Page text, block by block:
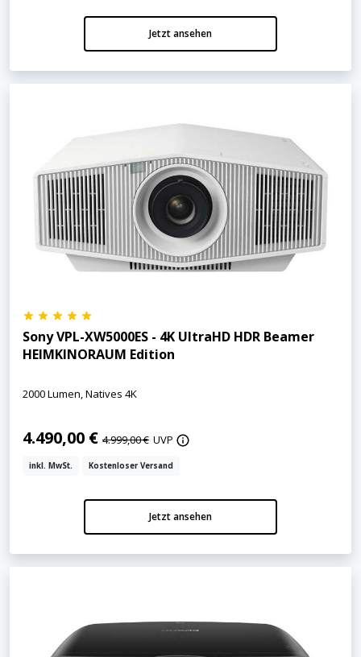
Jetzt ansehen
Sony VPL-XW5000ES - 4K UltraHD HDR Beamer
HEIMKINORAUM Edition
2000 Lumen, Natives 4K
4.490,00 € 4.999,00 € UVP
inkl. MwSt. Kostenloser Versand
Jetzt ansehen